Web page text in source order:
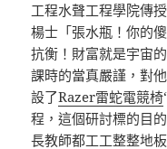
工程水聲工程學院傳
楊士「張水瓶！你的
抗衡！財富就是宇宙
課時的當真嚴謹，對
設了Razer雷蛇電競椅
程，這個研討標的目
長教師都工工整整地